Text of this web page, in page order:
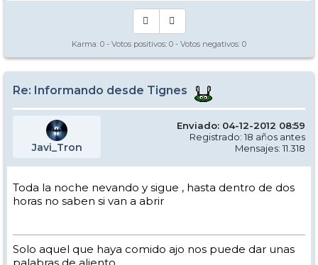
Karma: 0 - Votos positivos: 0 - Votos negativos: 0
Re: Informando desde Tignes
Javi_Tron
Enviado: 04-12-2012 08:59
Registrado: 18 años antes
Mensajes: 11.318
Toda la noche nevando y sigue , hasta dentro de dos
horas no saben si van a abrir
Solo aquel que haya comido ajo nos puede dar unas